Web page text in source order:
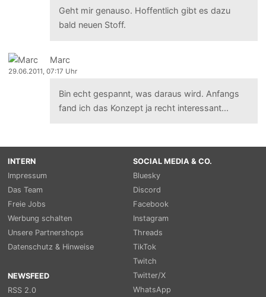
Geht mir genauso. Hoffentlich gibt es dazu
bald neuen Stoff.
Marc
29.06.2011, 07:17 Uhr
Bin echt gespannt, was daraus wird. Anfangs
fand ich das Konzept ja recht interessant...
INTERN
Impressum
Das Team
Freie Jobs
Werbung schalten
Unsere Partnershops
Datenschutz & Hinweise
NEWSFEED
RSS 2.0
SOCIAL MEDIA & CO.
Bluesky
Discord
Facebook
Instagram
Threads
TikTok
Twitch
Twitter/X
WhatsApp